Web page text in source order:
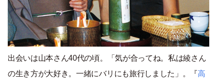
出会いは山本さん40代の頃。「気が合ってね。私は綾さん
の生き方が大好き。一緒にバリにも旅行しました」。『高